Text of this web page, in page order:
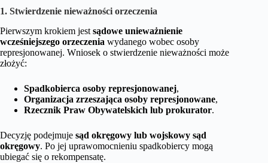
1. Stwierdzenie nieważności orzeczenia
Pierwszym krokiem jest sądowe unieważnienie
wcześniejszego orzeczenia wydanego wobec osoby
represjonowanej. Wniosek o stwierdzenie nieważności może
złożyć:
Spadkobierca osoby represjonowanej,
Organizacja zrzeszająca osoby represjonowane,
Rzecznik Praw Obywatelskich lub prokurator.
Decyzję podejmuje sąd okręgowy lub wojskowy sąd
okręgowy. Po jej uprawomocnieniu spadkobiercy mogą
ubiegać się o rekompensatę.